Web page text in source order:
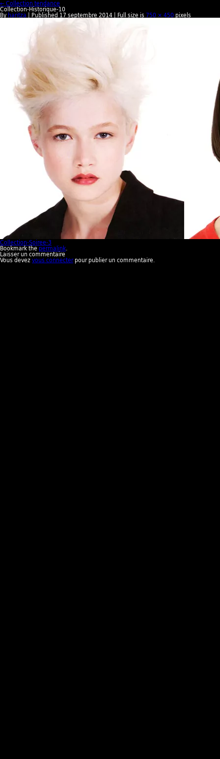
← Collection tendance
Collection-Historique-10
By haritza | Published 17 septembre 2014 | Full size is 750 × 450 pixels
Collection-Soiree-3
Bookmark thepermalink.
Laisser un commentaire
Vous devezvous connecterpour publier un commentaire.